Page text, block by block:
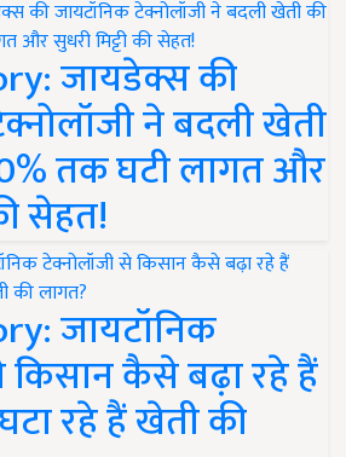
जायडेक्स की
ने बदली खेती
तक घटी लागत और
सेहत!
जायटॉनिक
किसान कैसे बढ़ा रहे हैं
रहे हैं खेती की